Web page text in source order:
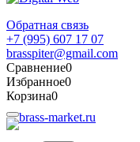
Обратная связь
+7 (995) 607 17 07
brasspiter@gmail.com
Сравнение0
Избранное0
Корзина0